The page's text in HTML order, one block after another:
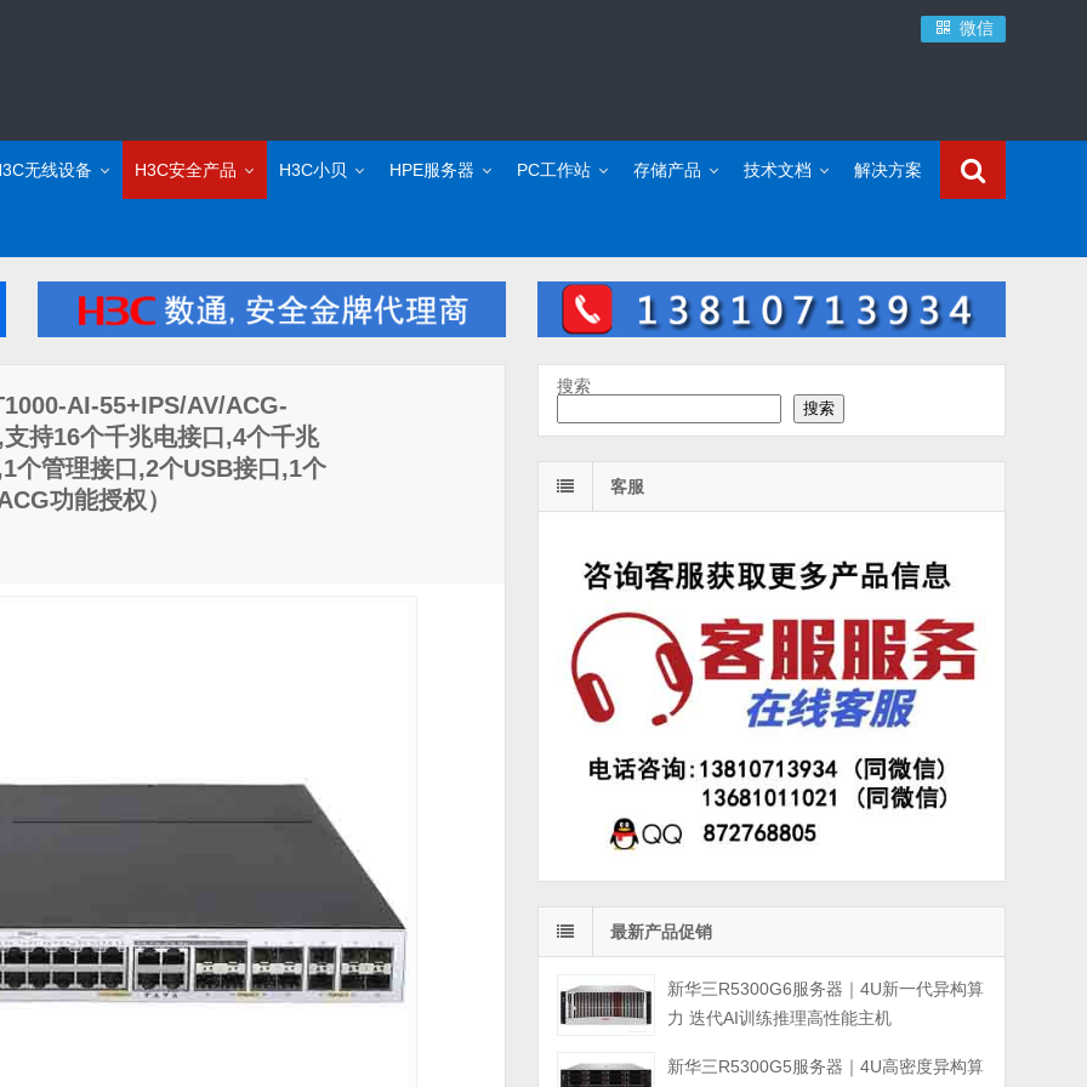
微信
无线设备 H3C安全产品 H3C小贝 HPE服务器 PC工作站 存储产品 技术文档 解决方案
AI-55+IPS/AV/ACG-
持16个千兆电接口,4个千兆
个管理接口,2个USB接口,1个
功能授权）
搜索
搜索
客服
最新产品促销
新华三R5300G6服务器｜4U新一代异构算
力 迭代AI训练推理高性能主机
新华三R5300G5服务器｜4U高密度异构算